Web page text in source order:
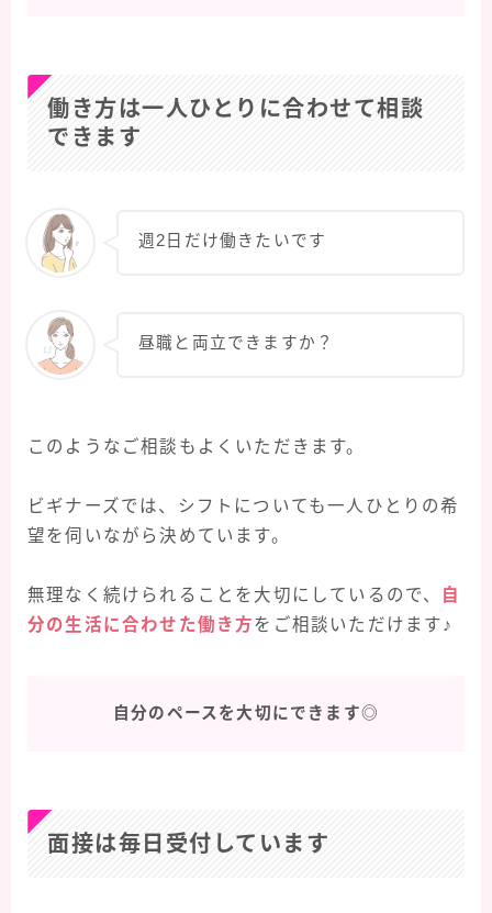
働き方は一人ひとりに合わせて相談
できます
週2日だけ働きたいです
昼職と両立できますか？
このようなご相談もよくいただきます。
ビギナーズでは、シフトについても一人ひとりの希
望を伺いながら決めています。
無理なく続けられることを大切にしているので、
自
分の生活に合わせた働き方をご相談いただけます♪
自分のペースを大切にできます◎
面接は毎日受付しています